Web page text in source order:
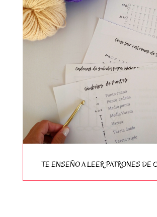
TE ENSEÑO A LEER PATRONES DE